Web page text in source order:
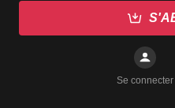
Se connecter